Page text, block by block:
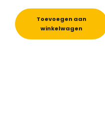
€ 19,99.
€ 11,99.
Toevoegen aan
winkelwagen